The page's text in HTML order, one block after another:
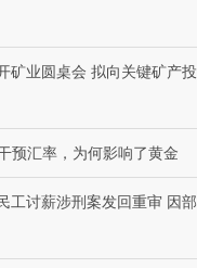
矿业圆桌会 拟向关键矿产投
预汇率，为何影响了黄金
工讨薪涉刑案发回重审 因部